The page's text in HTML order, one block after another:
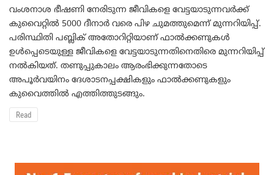
വംശനാശ ഭീഷണി നേരിടുന്ന ജീവികളെ വേട്ടയാടുന്നവര്‍ക്ക്
കുവൈറ്റില്‍ 5000 ദീനാര്‍ വരെ പിഴ ചുമത്തുമെന്ന് മുന്നറിയിപ്പ്.
പരിസ്ഥിതി പബ്ലിക് അതോറിറ്റിയാണ് ഫാല്‍ക്കണുകള്‍
ഉള്‍പ്പെടെയുള്ള ജീവികളെ വേട്ടയാടുന്നതിനെതിരെ മുന്നറിയിപ്പ്
നല്‍കിയത്. തണുപ്പുകാലം ആരംഭിക്കുന്നതോടെ
അപൂര്‍വയിനം ദേശാടനപ്പക്ഷികളും ഫാല്‍ക്കണുകളും
കുവൈത്തില്‍ എത്തിത്തുടങ്ങും.
Read